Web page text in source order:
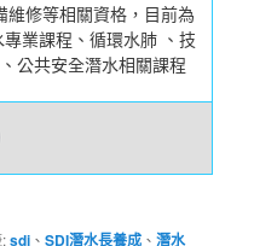
修等相關資格，目前為
業課程、循環水肺 、技
公共安全潛水相關課程
:sdi 、SDI潛水長養成 、潛水